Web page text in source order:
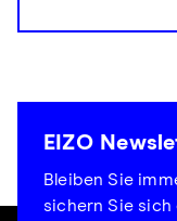
EIZO
Bleiben Sie
sichern Sie